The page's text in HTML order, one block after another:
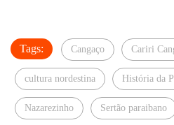
Tags: Cangaço Cariri
cultura nordestina História da
Nazarezinho Sertão paraibano